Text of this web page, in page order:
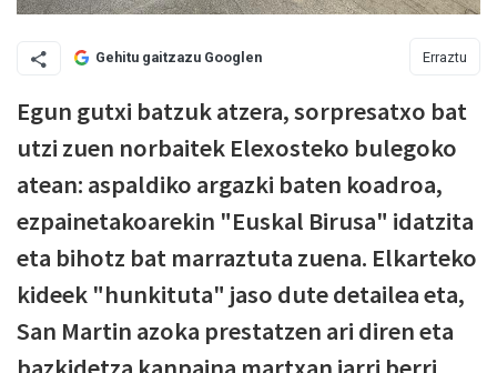
Gehitu gaitzazu Googlen Erraztu
Egun gutxi batzuk atzera, sorpresatxo bat
utzi zuen norbaitek Elexosteko bulegoko
atean: aspaldiko argazki baten koadroa,
ezpainetakoarekin "Euskal Birusa" idatzita
eta bihotz bat marraztuta zuena. Elkarteko
kideek "hunkituta" jaso dute detailea eta,
San Martin azoka prestatzen ari diren eta